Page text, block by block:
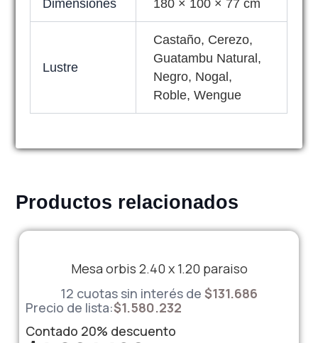
Dimensiones 180 × 100 × 77 cm
Lustre
Castaño, Cerezo,
Guatambu Natural,
Negro, Nogal,
Roble, Wengue
Productos relacionados
Mesa orbis 2.40 x 1.20 paraiso
12 cuotas sin interés de $131.686
Precio de lista:$1.580.232
Contado 20% descuento